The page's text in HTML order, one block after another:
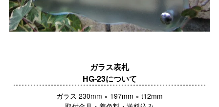
ガラス表札
HG-23について
ガラス 230mm × 197mm × t12mm